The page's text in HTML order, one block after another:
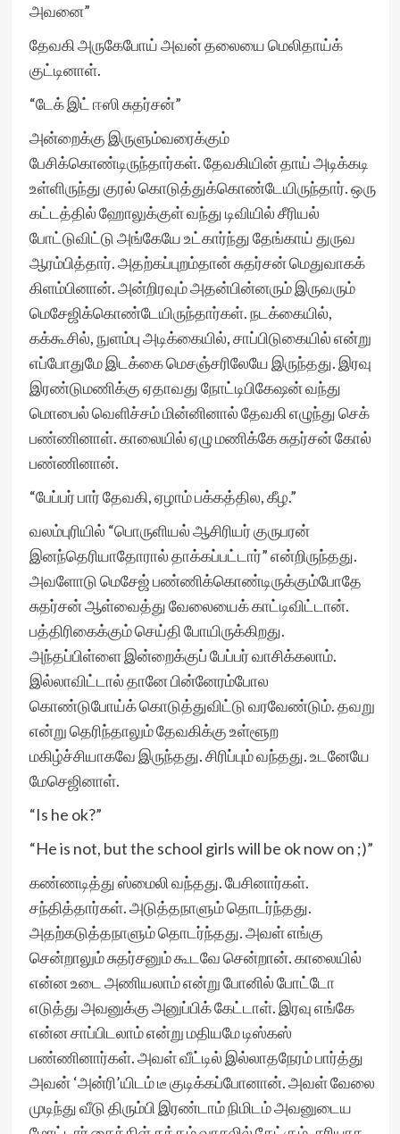
அவனை”
தேவகி அருகேபோய் அவன் தலையை மெலிதாய்க்
குட்டினாள்.
“டேக் இட் ஈஸி சுதர்சன்”
அன்றைக்கு இருளும்வரைக்கும்
பேசிக்கொண்டிருந்தார்கள். தேவகியின் தாய் அடிக்கடி
உள்ளிருந்து குரல் கொடுத்துக்கொண்டேயிருந்தார். ஒரு
கட்டத்தில் ஹோலுக்குள் வந்து டிவியில் சீரியல்
போட்டுவிட்டு அங்கேயே உட்கார்ந்து தேங்காய் துருவ
ஆரம்பித்தார். அதற்கப்புறம்தான் சுதர்சன் மெதுவாகக்
கிளம்பினான். அன்றிரவும் அதன்பின்னரும் இருவரும்
மெசேஜிக்கொண்டேயிருந்தார்கள். நடக்கையில்,
கக்கூசில், நுளம்பு அடிக்கையில், சாப்பிடுகையில் என்று
எப்போதுமே இடக்கை மெசஞ்சரிலேயே இருந்தது. இரவு
இரண்டுமணிக்கு ஏதாவது நோட்டிபிகேஷன் வந்து
மொபைல் வெளிச்சம் மின்னினால் தேவகி எழுந்து செக்
பண்ணினாள். காலையில் ஏழு மணிக்கே சுதர்சன் கோல்
பண்ணினான்.
“பேப்பர் பார் தேவகி, ஏழாம் பக்கத்தில, கீழ.”
வலம்புரியில் “பொருளியல் ஆசிரியர் குருபரன்
இனந்தெரியாதோரால் தாக்கப்பட்டார்” என்றிருந்தது.
அவளோடு மெசேஜ் பண்ணிக்கொண்டிருக்கும்போதே
சுதர்சன் ஆள்வைத்து வேலையைக் காட்டிவிட்டான்.
பத்திரிகைக்கும் செய்தி போயிருக்கிறது.
அந்தப்பிள்ளை இன்றைக்குப் பேப்பர் வாசிக்கலாம்.
இல்லாவிட்டால் தானே பின்னேரம்போல
கொண்டுபோய்க் கொடுத்துவிட்டு வரவேண்டும். தவறு
என்று தெரிந்தாலும் தேவகிக்கு உள்ளூற
மகிழ்ச்சியாகவே இருந்தது. சிரிப்பும் வந்தது. உடனேயே
மேசெஜினாள்.
“Is he ok?”
“He is not, but the school girls will be ok now on ;)”
கண்ணடித்து ஸ்மைலி வந்தது. பேசினார்கள்.
சந்தித்தார்கள். அடுத்தநாளும் தொடர்ந்தது.
அதற்கடுத்தநாளும் தொடர்ந்தது. அவள் எங்கு
சென்றாலும் சுதர்சனும் கூடவே சென்றான். காலையில்
என்ன உடை அணியலாம் என்று போனில் போட்டோ
எடுத்து அவனுக்கு அனுப்பிக் கேட்டாள். இரவு எங்கே
என்ன சாப்பிடலாம் என்று மதியமே டிஸ்கஸ்
பண்ணினார்கள். அவள் வீட்டில் இல்லாதநேரம் பார்த்து
அவன் ‘அன்ரி’யிடம் டீ குடிக்கப்போனான். அவள் வேலை
முடிந்து வீடு திரும்பி இரண்டாம் நிமிடம் அவனுடைய